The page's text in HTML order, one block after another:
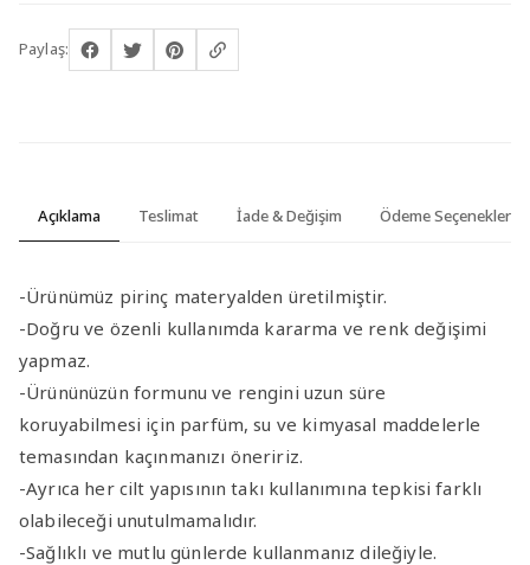
Paylaş:
Açıklama Teslimat İade & Değişim Ödeme Seçenekleri
-Ürünümüz pirinç materyalden üretilmiştir.
-Doğru ve özenli kullanımda kararma ve renk değişimi
yapmaz.
-Ürününüzün formunu ve rengini uzun süre
koruyabilmesi için parfüm, su ve kimyasal maddelerle
temasından kaçınmanızı öneririz.
-Ayrıca her cilt yapısının takı kullanımına tepkisi farklı
olabileceği unutulmamalıdır.
-Sağlıklı ve mutlu günlerde kullanmanız dileğiyle.